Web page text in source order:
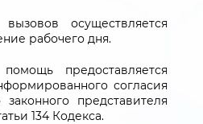
осуществляется
рабочего дня.
предоставляется
согласия
представителя
134 Кодекса.